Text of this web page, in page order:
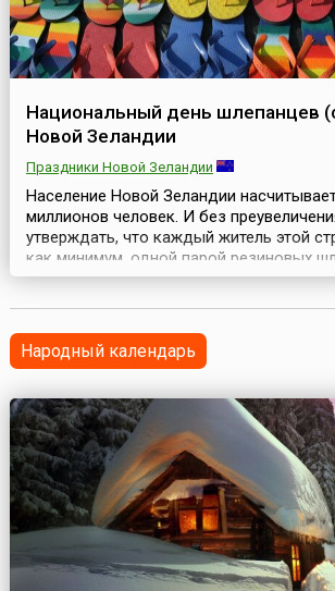
Национальный день шлепанцев
Новой Зеландии
Праздники Новой Зеландии
Население Новой Зеландии
миллионов человек. И без
утверждать, что каждый житель этой
как минимум, одной парой резиновых
сланцев, как называют такую обувь в
праздник — Национальный день
Народный календарь